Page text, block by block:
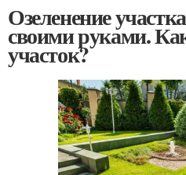
Озеленение
своими руками.
участок?